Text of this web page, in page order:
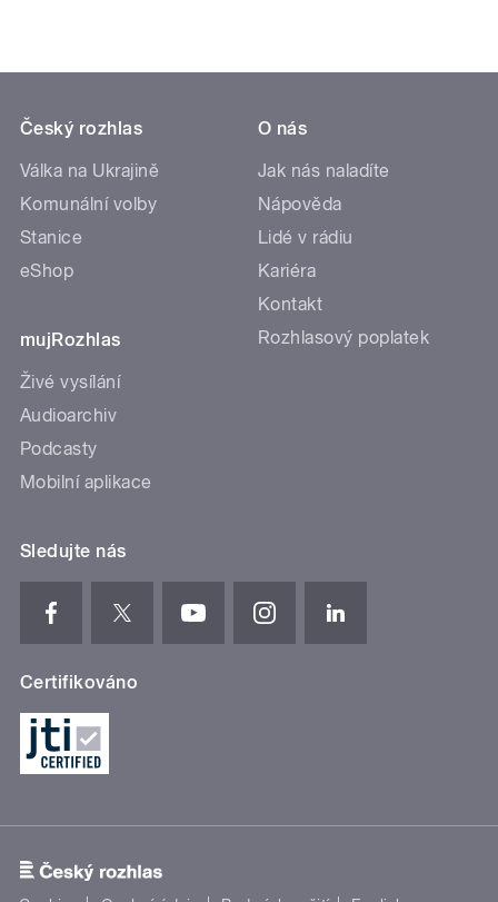
Český rozhlas
Válka na Ukrajině
Komunální volby
Stanice
eShop
mujRozhlas
Živé vysílání
Audioarchiv
Podcasty
Mobilní aplikace
O nás
Jak nás naladíte
Nápověda
Lidé v rádiu
Kariéra
Kontakt
Rozhlasový poplatek
Sledujte nás
Certifikováno